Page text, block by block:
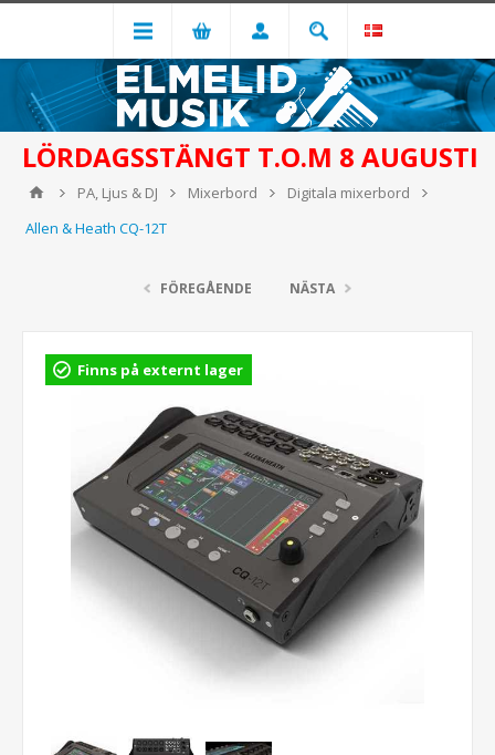
LÖRDAGSSTÄNGT T.O.M 8 AUGUSTI
PA, Ljus & DJ Mixerbord
Digitala mixerbord
Allen & Heath CQ-12T
FÖREGÅENDE NÄSTA
Finns på externt lager